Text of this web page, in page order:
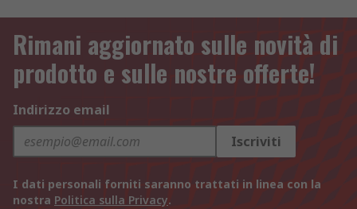
Rimani aggiornato sulle novità di
prodotto e sulle nostre offerte!
Indirizzo email
Iscriviti
I dati personali forniti saranno trattati in linea con la
nostra Politica sulla Privacy.